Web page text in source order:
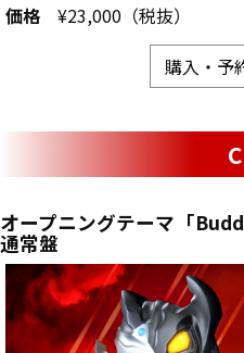
価格
¥23,000（税抜）
購入・予
オープニングテーマ「
通常盤